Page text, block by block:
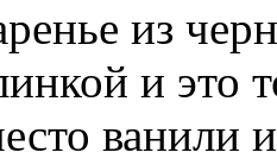
из
и это
ванили